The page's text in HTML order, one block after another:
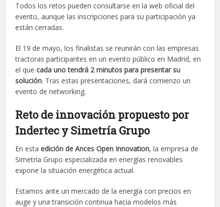
Todos los retos pueden consultarse en la web oficial del
evento, aunque las inscripciones para su participación ya
están cerradas.
El 19 de mayo, los finalistas se reunirán con las empresas
tractoras participantes en un evento público en Madrid, en
el quecada uno tendrá 2 minutos para presentar su
solución. Tras estas presentaciones, dará comienzo un
evento de networking.
Reto de innovación propuesto por
Indertec y Simetría Grupo
En estaedición de Ances Open Innovation, la empresa de
Simetría Grupo especializada en energías renovables
expone la situación energética actual.
Estamos ante un mercado de la energía con precios en
auge y una transición continua hacia modelos más